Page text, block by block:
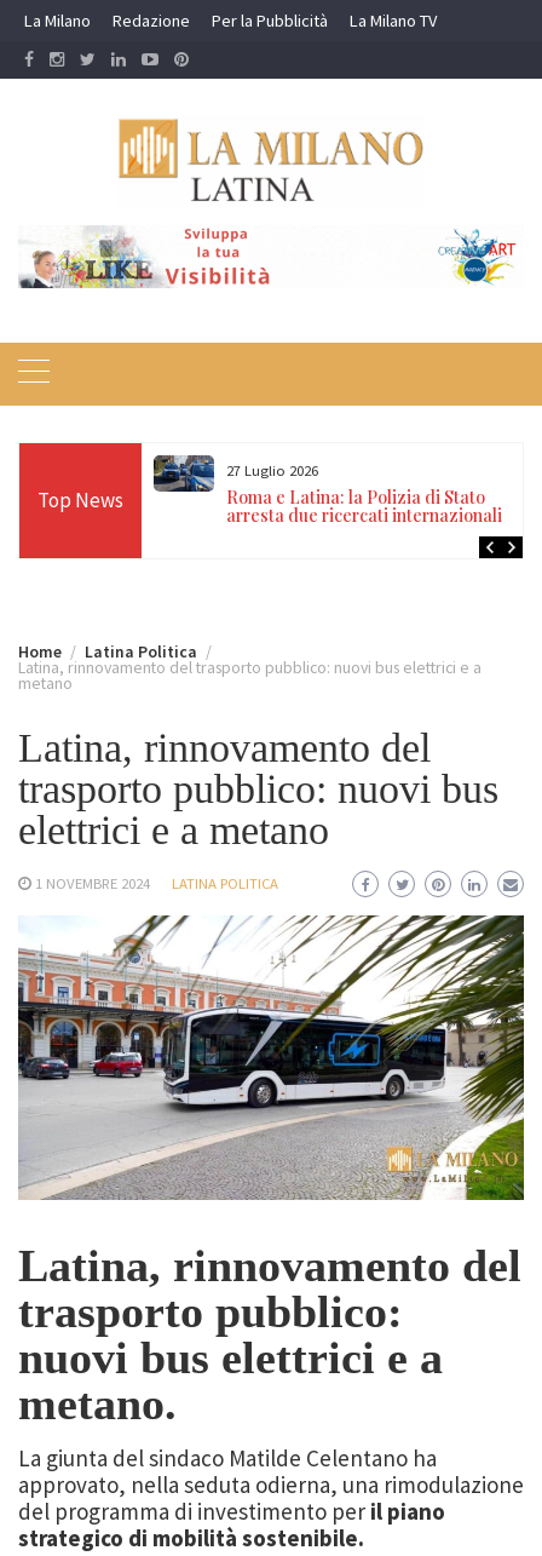
Skip
content
La Milano Redazione Per la Pubblicità La Milano TV
Top News
di
e sequestrati
27 Luglio 2026
Roma e Latina: la Polizia di Stato
arresta due ricercati internazionali
Home Latina Politica
Latina, rinnovamento del trasporto pubblico: nuovi bus elettrici e a
metano
Latina, rinnovamento del
trasporto pubblico: nuovi bus
elettrici e a metano
1 NOVEMBRE 2024 LATINA POLITICA
Latina, rinnovamento del
trasporto pubblico:
nuovi bus elettrici e a
metano.
La giunta del sindaco Matilde Celentano ha
approvato, nella seduta odierna, una rimodulazione
del programma di investimento per il piano
strategico di mobilità sostenibile.